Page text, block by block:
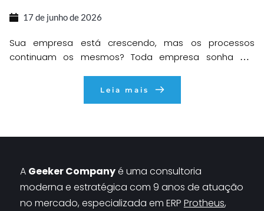
17 de junho de 2026
Sua empresa está crescendo, mas os processos
continuam os mesmos? Toda empresa sonha em
colaboradores, mais oportunidades e mais resultados.
Leia mais
A Geeker Company é uma consultoria
moderna e estratégica com 9 anos de atuação
no mercado, especializada em ERP Protheus